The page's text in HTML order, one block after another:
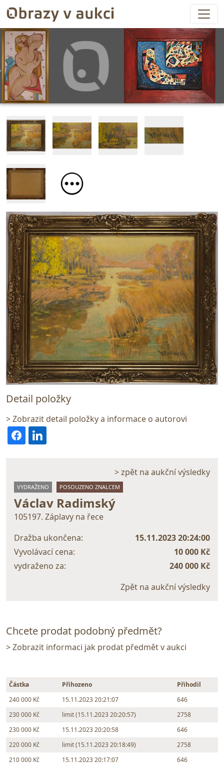
Detail položky
> Zobrazit detail položky a informace o autorovi
> zpět na aukční výsledky
VYDRAŽENO POSOUZENO ZNALCEM
Václav Radimský
105197. Záplavy na řece
Dražba ukončena:
15.11.2023 20:24:00
Vyvolávací cena:
10 000 Kč
vydraženo za:
240 000 Kč
Zpět na aukční výsledky
Chcete prodat podobný předmět?
> Zobrazit informaci jak prodat předmět v aukci
Částka Přihozeno
Přihodil
240 000 Kč
15.11.2023 20:21:07
646
230 000 Kč
limit (15.11.2023 20:20:57)
2758
230 000 Kč
15.11.2023 20:20:58
646
220 000 Kč
limit (15.11.2023 20:18:49)
2758
210 000 Kč
15.11.2023 20:17:07
646